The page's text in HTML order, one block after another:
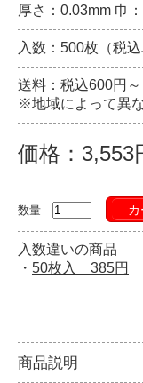
厚さ：0.03mm 巾
入数：500枚（税
送料：税込600円～
※地域によって異
価格：3,553
数量
入数違いの商品
・ 50枚入 385円
商品説明